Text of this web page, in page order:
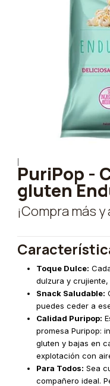
PuriPop -
gluten
¡Compra más
Toque Dulce:
dulzura y crujiente,
Snack Saludable:
puedes ceder a
Calidad Puripop:
promesa Puripop:
gluten y bajas en
explotación con
Para Todos: Sea
compañero ideal.